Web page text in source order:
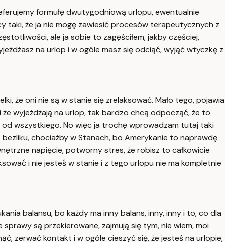
formułę dwutygodniową urlopu, ewentualnie
taki, że ja nie mogę zawiesić procesów terapeutycznych z
ale ja sobie to zagęściłem, jakby częściej,
na urlop i w ogóle masz się odciąć, wyjąć wtyczkę z
że oni nie są w stanie się zrelaksować. Mało tego, pojawia
wyjeżdżają na urlop, tak bardzo chcą odpocząć, że to
wszystkiego. No więc ja trochę wprowadzam tutaj taki
chociażby w Stanach, bo Amerykanie to naprawdę
napięcie, potworny stres, że robisz to całkowicie
i nie jesteś w stanie i z tego urlopu nie ma kompletnie
balansu, bo każdy ma inny balans, inny, inny i to, co dla
są przekierowane, zajmują się tym, nie wiem, moi
zerwać kontakt i w ogóle cieszyć się, że jesteś na urlopie,